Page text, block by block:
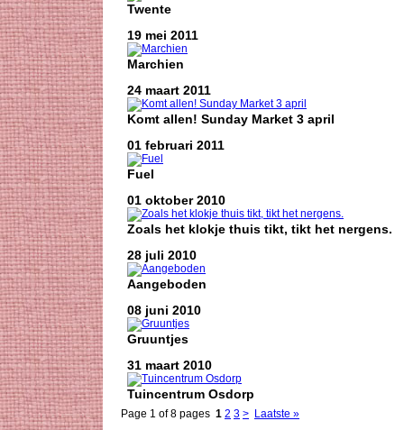
Twente
19 mei 2011
Marchien
24 maart 2011
Komt allen! Sunday Market 3 april
01 februari 2011
Fuel
01 oktober 2010
Zoals het klokje thuis tikt, tikt het nergens.
28 juli 2010
Aangeboden
08 juni 2010
Gruuntjes
31 maart 2010
Tuincentrum Osdorp
Page 1 of 8 pages 1 2 3 > Laatste »